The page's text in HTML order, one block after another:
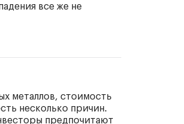
все же не
металлов, стоимость
несколько причин.
предпочитают